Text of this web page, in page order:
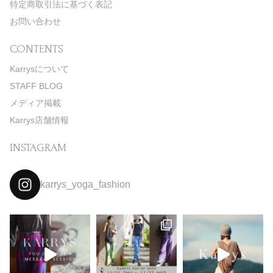
特定商取引法に基づく表記
お問い合わせ
CONTENTS
Karrysについて
STAFF BLOG
メディア掲載
Karrys店舗情報
INSTAGRAM
karrys_yoga_fashion